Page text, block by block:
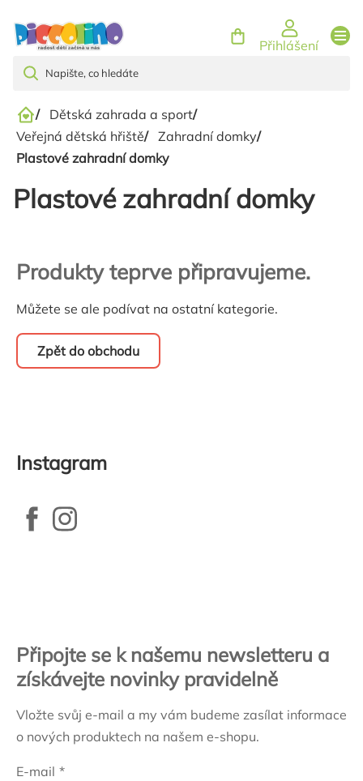
Přihlášení
Domů
/ Dětská zahrada a sport/
Veřejná dětská hřiště/ Zahradní domky/
Plastové zahradní domky
Plastové zahradní domky
Produkty teprve připravujeme.
Můžete se ale podívat na ostatní kategorie.
Zpět do obchodu
Instagram
Připojte se k našemu newsletteru a
získávejte novinky pravidelně
Vložte svůj e-mail a my vám budeme zasílat informace
o nových produktech na našem e-shopu.
E-mail